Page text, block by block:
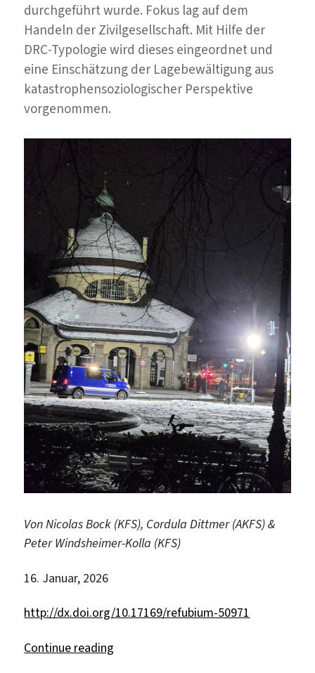
durchgeführt wurde. Fokus lag auf dem
Handeln der Zivilgesellschaft. Mit Hilfe der
DRC-Typologie wird dieses eingeordnet und
eine Einschätzung der Lagebewältigung aus
katastrophensoziologischer Perspektive
vorgenommen.
Von Nicolas Bock (KFS), Cordula Dittmer (AKFS) &
Peter Windsheimer-Kolla (KFS)
16. Januar, 2026
http://dx.doi.org/10.17169/refubium-50971
Continue reading